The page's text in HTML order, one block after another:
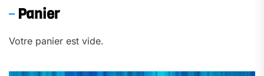
Panier
Votre panier est vide.